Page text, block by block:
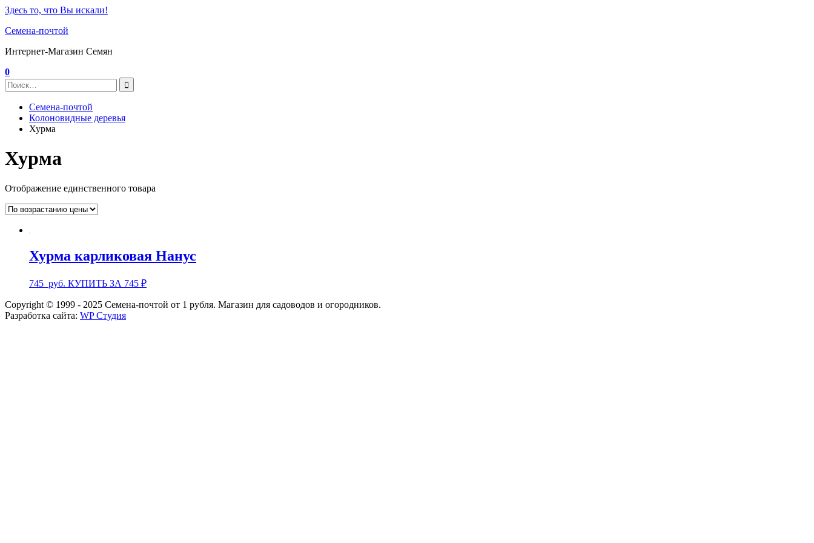
Здесь то, что Вы искали!
Семена-почтой
Интернет-Магазин Семян
0
Семена-почтой
Колоновидные деревья
Хурма
Хурма
Отображение единственного товара
Хурма карликовая Нанус
745 руб. КУПИТЬ ЗА 745 ₽
Copyright © 1999 - 2025 Семена-почтой от 1 рубля. Магазин для садоводов и огородников.
Разработка сайта: WP Студия